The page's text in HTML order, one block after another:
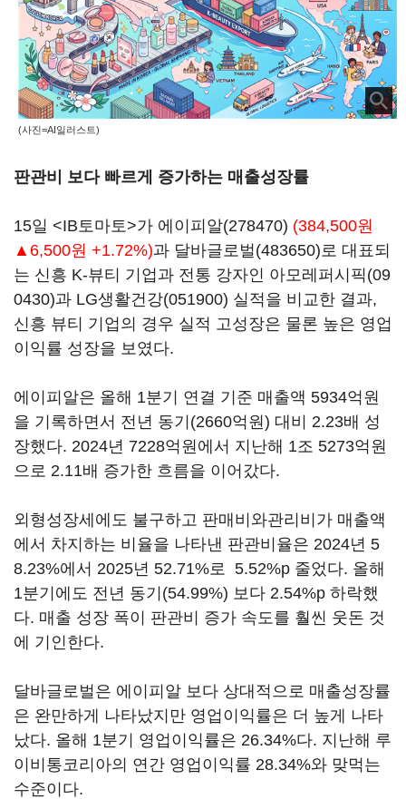
(사진=AI일러스트)
판관비 보다 빠르게 증가하는 매출성장률
15일 <IB토마토>가 에이피알(278470) (384,500원
▲6,500원 +1.72%)과 달바글로벌(483650)로 대표되
는 신흥 K-뷰티 기업과 전통 강자인 아모레퍼시픽(09
0430)과 LG생활건강(051900) 실적을 비교한 결과,
신흥 뷰티 기업의 경우 실적 고성장은 물론 높은 영업
이익률 성장을 보였다.
에이피알은 올해 1분기 연결 기준 매출액 5934억원
을 기록하면서 전년 동기(2660억원) 대비 2.23배 성
장했다. 2024년 7228억원에서 지난해 1조 5273억원
으로 2.11배 증가한 흐름을 이어갔다.
외형성장세에도 불구하고 판매비와관리비가 매출액
에서 차지하는 비율을 나타낸 판관비율은 2024년 5
8.23%에서 2025년 52.71%로 5.52%p 줄었다. 올해
1분기에도 전년 동기(54.99%) 보다 2.54%p 하락했
다. 매출 성장 폭이 판관비 증가 속도를 훨씬 웃돈 것
에 기인한다.
달바글로벌은 에이피알 보다 상대적으로 매출성장률
은 완만하게 나타났지만 영업이익률은 더 높게 나타
났다. 올해 1분기 영업이익률은 26.34%다. 지난해 루
이비통코리아의 연간 영업이익률 28.34%와 맞먹는
수준이다.